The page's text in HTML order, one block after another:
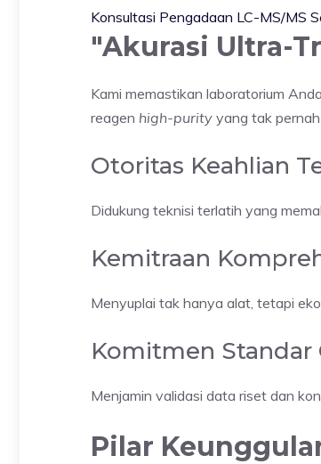
Konsultasi Pengadaan LC-MS/MS
"Akurasi Ultra-
Kami memastikan laboratorium
reagen high-purity yang tak
Otoritas Keahlian
Didukung teknisi terlatih yang
Kemitraan
Menyuplai tak hanya alat, tetapi
Komitmen Standar
Menjamin validasi data riset dan
Pilar